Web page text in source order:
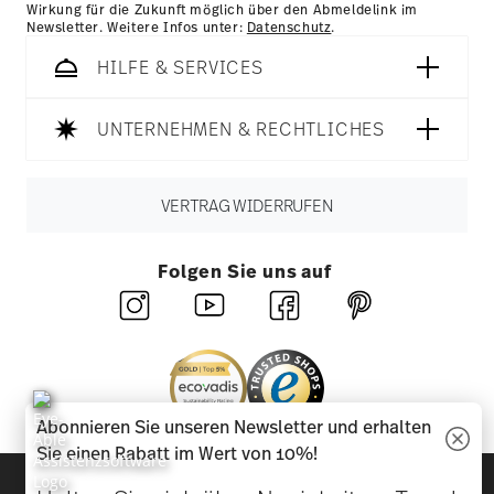
Wirkung für die Zukunft möglich über den Abmeldelink im
Newsletter. Weitere Infos unter: Datenschutz.
HILFE & SERVICES
UNTERNEHMEN & RECHTLICHES
VERTRAG WIDERRUFEN
Folgen Sie uns auf
Entdecken Sie unsere Marken
Abonnieren Sie unseren Newsletter und erhalten
Sie einen Rabatt im Wert von 10%!